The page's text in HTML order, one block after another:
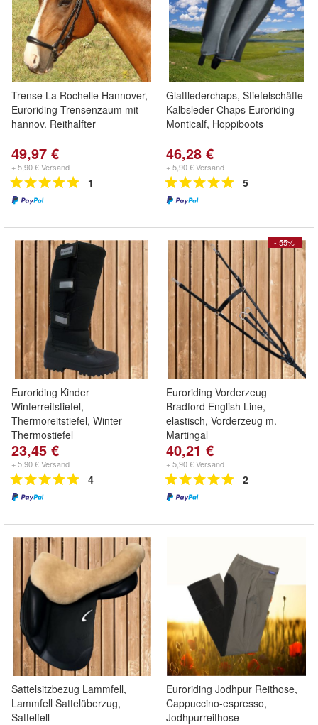
Trense La Rochelle Hannover,
Euroriding Trensenzaum mit
hannov. Reithalfter
49,97 €
+ 5,90 € Versand
1
Glattlederchaps, Stiefelschäfte
Kalbsleder Chaps Euroriding
Monticalf, Hoppiboots
46,28 €
+ 5,90 € Versand
5
Euroriding Kinder
Winterreitstiefel,
Thermoreitstiefel, Winter
Thermostiefel
23,45 €
+ 5,90 € Versand
4
- 55%
Euroriding Vorderzeug
Bradford English Line,
elastisch, Vorderzeug m.
Martingal
40,21 €
+ 5,90 € Versand
2
Sattelsitzbezug Lammfell,
Lammfell Sattelüberzug,
Sattelfell
Euroriding Jodhpur Reithose,
Cappuccino-espresso,
Jodhpurreithose